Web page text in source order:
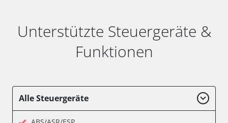
Unterstützte Steuergeräte &
Funktionen
Alle Steuergeräte